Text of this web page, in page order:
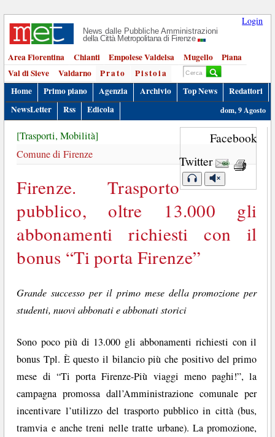
Login
News dalle Pubbliche Amministrazioni
della Città Metropolitana di Firenze
Area Fiorentina Chianti Empolese Valdelsa Mugello
Piana
Val di Sieve
Valdarno Prato
Pistoia
Home
Primo piano Agenzia Archivio Top News
Redattori
NewsLetter
Rss Edicola dom, 9 Agosto
Facebook
Twitter
[Trasporti, Mobilità]
Comune di Firenze
Firenze. Trasporto
pubblico, oltre 13.000 gli
abbonamenti richiesti con il
bonus “Ti porta Firenze”
Grande successo per il primo mese della promozione per
studenti, nuovi abbonati e abbonati storici
Sono poco più di 13.000 gli abbonamenti richiesti con il
bonus Tpl. È questo il bilancio più che positivo del primo
mese di “Ti porta Firenze-Più viaggi meno paghi!”, la
campagna promossa dall’Amministrazione comunale per
incentivare l’utilizzo del trasporto pubblico in città (bus,
tramvia e anche treni nelle tratte urbane). La promozione,